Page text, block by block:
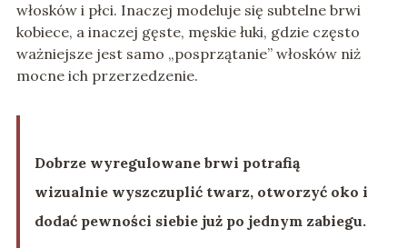
włosków i płci. Inaczej modeluje się subtelne brwi
kobiece, a inaczej gęste, męskie łuki, gdzie często
ważniejsze jest samo „posprzątanie” włosków niż
mocne ich przerzedzenie.
Dobrze wyregulowane brwi potrafią
wizualnie wyszczuplić twarz, otworzyć oko i
dodać pewności siebie już po jednym zabiegu.